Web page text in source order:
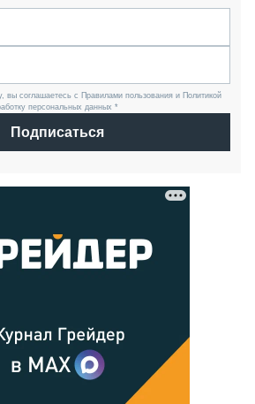
вы соглашаетесь с Правилами пользования и Политикой
персональных данных *
Подписаться